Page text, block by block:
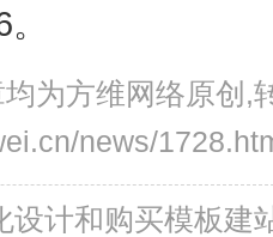
为方维网络原创,
news/
设计和购买模板建